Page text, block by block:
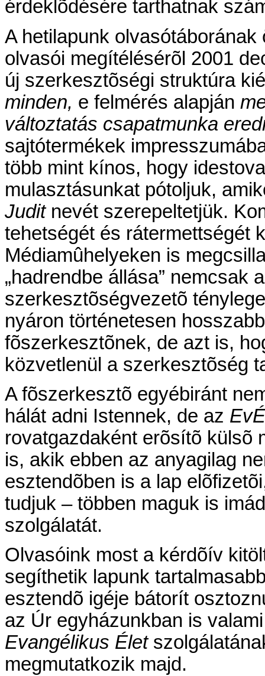
érdeklõdésére tarthatnak
A hetilapunk
olvasói megítélésérõl 2001
új szerkesztõségi struktúra
minden, e felmérés alapján
változtatás csapatmunka
sajtótermékek
több mint kínos, hogy
mulasztásunkat pótoljuk,
Juditnevét szerepeltetjük.
tehetségét és rátermettségét
Médiamûhelyeken is
„hadrendbe állása” nemcsak
szerkesztõségvezetõ
nyáron történetesen
fõszerkesztõnek, de azt is,
közvetlenül a szerkesztõség
A fõszerkesztõ egyébiránt
hálát adni Istennek, de az
rovatgazdaként erõsítõ külsõ
is, akik ebben az anyagilag
esztendõben is a lap
tudjuk – többen maguk is
szolgálatát.
Olvasóink most a kérdõív
segíthetik lapunk
esztendõ igéje bátorít
az Úr egyházunkban is
Evangélikus Élet
megmutatkozik majd.